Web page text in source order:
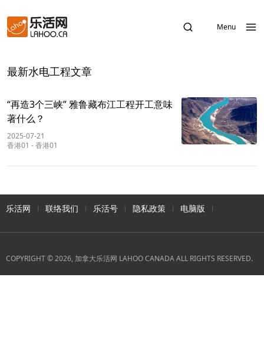
Menu
最新水电工程文章
“再造3个三峡” 雅鲁藏布江工程开工意味
著什么？
2025-07-21
香港01 -香港01
乐活网 联络我们 乐活号 隐私政策 电脑版
COPYRIGHT © 2026, 加拿大乐活网 LAHOO CANADA ALL RIGHTS RESERVED.